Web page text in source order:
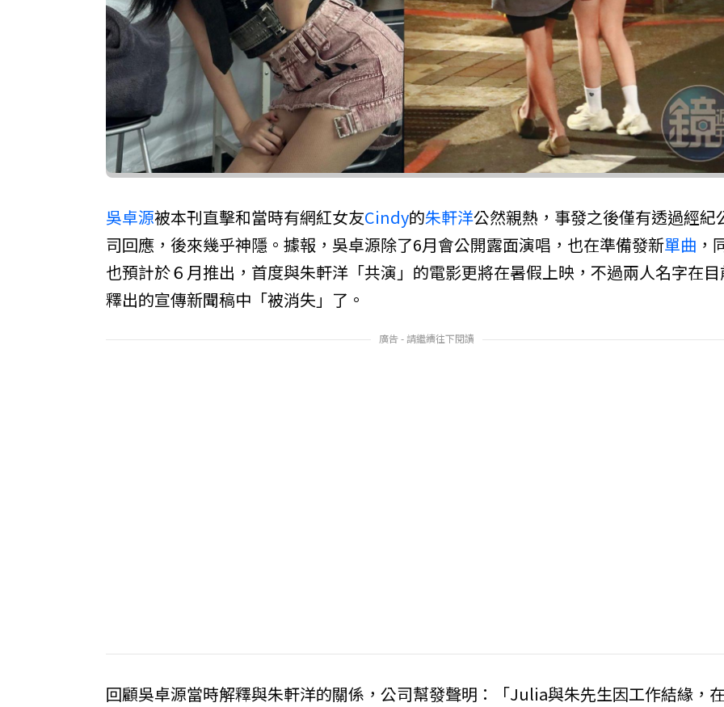
吳卓源被本刊直擊和當時有網紅女友Cindy的朱軒洋公然親熱，事發之後僅有透過經紀
司回應，後來幾乎神隱。據報，吳卓源除了6月會公開露面演唱，也在準備發新單曲 ，
也預計於６月推出，首度與朱軒洋「共演」的電影更將在暑假上映，不過兩人名字在
釋出的宣傳新聞稿中「被消失」了。
廣告 - 請繼續往下閱讀
回顧吳卓源當時解釋與朱軒洋的關係，公司幫發聲明：「Julia與朱先生因工作結緣，